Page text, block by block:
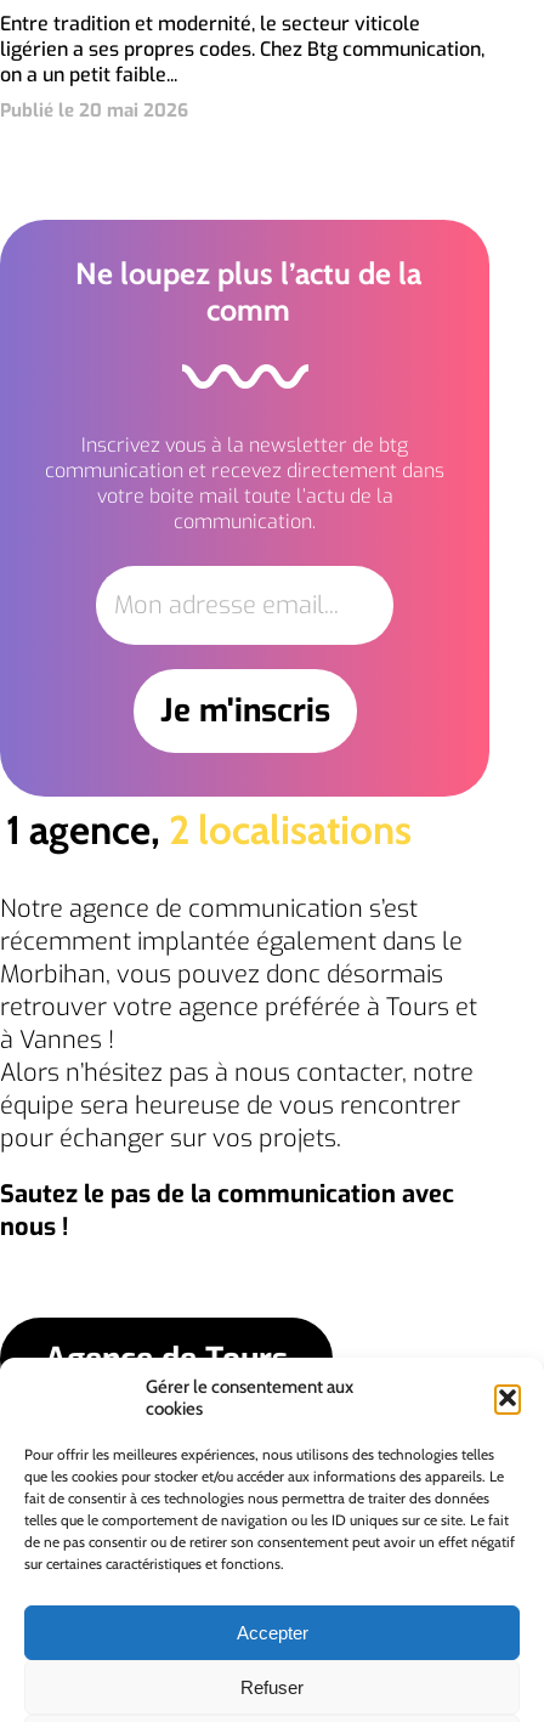
Gérer le consentement aux
cookies
Pour offrir les meilleures expériences, nous utilisons des technologies telles
que les cookies pour stocker et/ou accéder aux informations des appareils. Le
fait de consentir à ces technologies nous permettra de traiter des données
telles que le comportement de navigation ou les ID uniques sur ce site. Le fait
de ne pas consentir ou de retirer son consentement peut avoir un effet négatif
sur certaines caractéristiques et fonctions.
Accepter
Refuser
Entre tradition et modernité, le secteur viticole
ligérien a ses propres codes. Chez Btg communication,
on a un petit faible...
Publié le 20 mai 2026
Ne loupez plus l’actu de la
comm
Inscrivez vous à la newsletter de btg
communication et recevez directement dans
votre boite mail toute l’actu de la
communication.
1 agence, 2 localisations
Notre agence de communication s’est
récemment implantée également dans le
Morbihan, vous pouvez donc désormais
retrouver votre agence préférée à Tours et
à Vannes !
Alors n’hésitez pas à nous contacter, notre
équipe sera heureuse de vous rencontrer
pour échanger sur vos projets.
Sautez le pas de la communication avec
nous !
Agence de Tours
Agence de Vannes